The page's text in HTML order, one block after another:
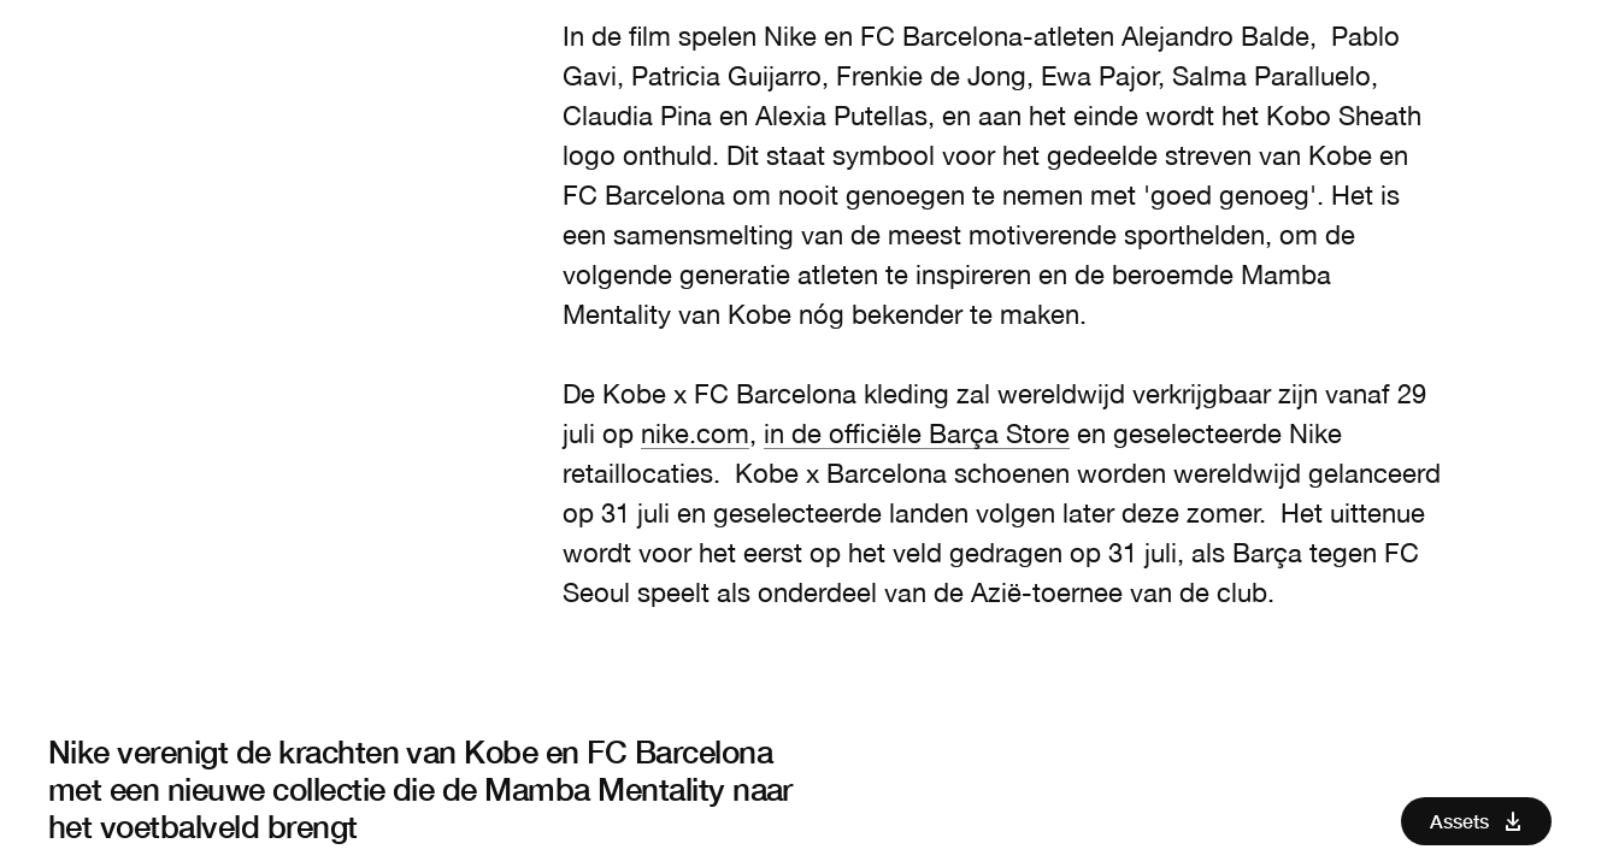
In de film spelen Nike en FC Barcelona-atleten Alejandro Balde, Pablo
Gavi, Patricia Guijarro, Frenkie de Jong, Ewa Pajor, Salma Paralluelo,
Claudia Pina en Alexia Putellas, en aan het einde wordt het Kobo Sheath
logo onthuld. Dit staat symbool voor het gedeelde streven van Kobe en
FC Barcelona om nooit genoegen te nemen met 'goed genoeg'. Het is
een samensmelting van de meest motiverende sporthelden, om de
volgende generatie atleten te inspireren en de beroemde Mamba
Mentality van Kobe nóg bekender te maken.
De Kobe x FC Barcelona kleding zal wereldwijd verkrijgbaar zijn vanaf 29
juli op nike.com, in de officiële Barça Storeen geselecteerde Nike
retaillocaties. Kobe x Barcelona schoenen worden wereldwijd gelanceerd
op 31 juli en geselecteerde landen volgen later deze zomer. Het uittenue
wordt voor het eerst op het veld gedragen op 31 juli, als Barça tegen FC
Seoul speelt als onderdeel van de Azië-toernee van de club.
Nike verenigt de krachten van Kobe en FC Barcelona
met een nieuwe collectie die de Mamba Mentality naar
het voetbalveld brengt
Assets